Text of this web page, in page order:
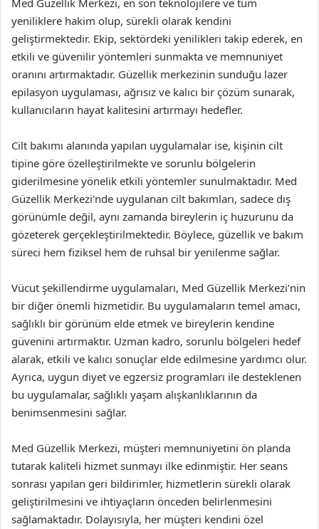
Med Güzellik Merkezi, en son teknolojilere ve tüm
yeniliklere hakim olup, sürekli olarak kendini
geliştirmektedir. Ekip, sektördeki yenilikleri takip ederek, en
etkili ve güvenilir yöntemleri sunmakta ve memnuniyet
oranını artırmaktadır. Güzellik merkezinin sunduğu lazer
epilasyon uygulaması, ağrısız ve kalıcı bir çözüm sunarak,
kullanıcıların hayat kalitesini artırmayı hedefler.
Cilt bakımı alanında yapılan uygulamalar ise, kişinin cilt
tipine göre özelleştirilmekte ve sorunlu bölgelerin
giderilmesine yönelik etkili yöntemler sunulmaktadır. Med
Güzellik Merkezi’nde uygulanan cilt bakımları, sadece dış
görünümle değil, aynı zamanda bireylerin iç huzurunu da
gözeterek gerçekleştirilmektedir. Böylece, güzellik ve bakım
süreci hem fiziksel hem de ruhsal bir yenilenme sağlar.
Vücut şekillendirme uygulamaları, Med Güzellik Merkezi’nin
bir diğer önemli hizmetidir. Bu uygulamaların temel amacı,
sağlıklı bir görünüm elde etmek ve bireylerin kendine
güvenini artırmaktır. Uzman kadro, sorunlu bölgeleri hedef
alarak, etkili ve kalıcı sonuçlar elde edilmesine yardımcı olur.
Ayrıca, uygun diyet ve egzersiz programları ile desteklenen
bu uygulamalar, sağlıklı yaşam alışkanlıklarının da
benimsenmesini sağlar.
Med Güzellik Merkezi, müşteri memnuniyetini ön planda
tutarak kaliteli hizmet sunmayı ilke edinmiştir. Her seans
sonrası yapılan geri bildirimler, hizmetlerin sürekli olarak
geliştirilmesini ve ihtiyaçların önceden belirlenmesini
sağlamaktadır. Dolayısıyla, her müşteri kendini özel